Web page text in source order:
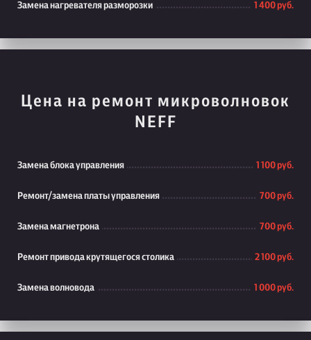
Замена нагревателя разморозки 1 400 руб.
Цена на ремонт микроволновок
NEFF
Замена блока управления 1 100 руб.
Ремонт/замена платы управления 700 руб.
Замена магнетрона 700 руб.
Ремонт привода крутящегося столика 2 100 руб.
Замена волновода 1 000 руб.